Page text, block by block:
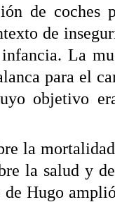
de coches
de
La
para el
objetivo
la
la salud y
Hugo